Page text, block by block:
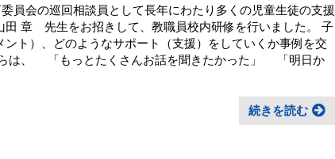
員会の巡回相談員として長年にわたり多くの児童生徒の支援
田 章 先生をお招きして、教職員校内研修を行いました。 子
ト）、どのようなサポート（支援）をしていくか事例を交
らは、 「もっとたくさんお話を聞きたかった」 「明日か
続きを読む